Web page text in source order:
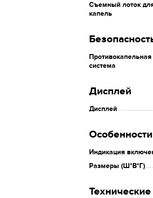
Съемный лоток
капель
Противокапельная
система
Дисплей
Дисплей
Особенности
Индикация
Размеры (Ш*В*Г)